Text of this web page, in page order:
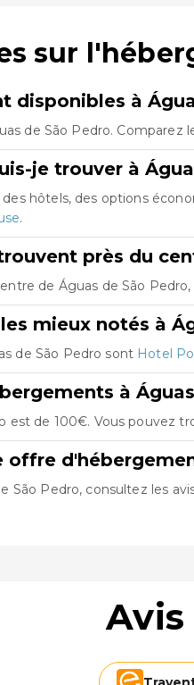
sur
disponibles à
de São Pedro.
je trouver à
hôtels, des options
.
près du
de Águas de São
mieux notés à
de São Pedro sont Hotel
à
est de 100€. Vous pouvez
São Pedro, consultez les